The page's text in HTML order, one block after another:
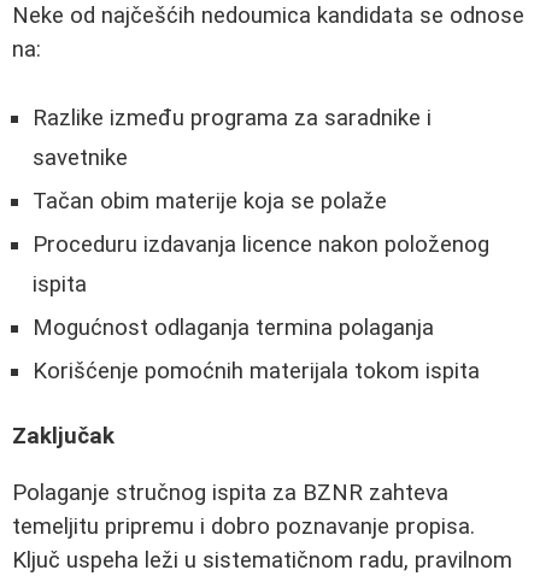
Neke od najčešćih nedoumica kandidata se odnose
na:
Razlike između programa za saradnike i
savetnike
Tačan obim materije koja se polaže
Proceduru izdavanja licence nakon položenog
ispita
Mogućnost odlaganja termina polaganja
Korišćenje pomoćnih materijala tokom ispita
Zaključak
Polaganje stručnog ispita za BZNR zahteva
temeljitu pripremu i dobro poznavanje propisa.
Ključ uspeha leži u sistematičnom radu, pravilnom